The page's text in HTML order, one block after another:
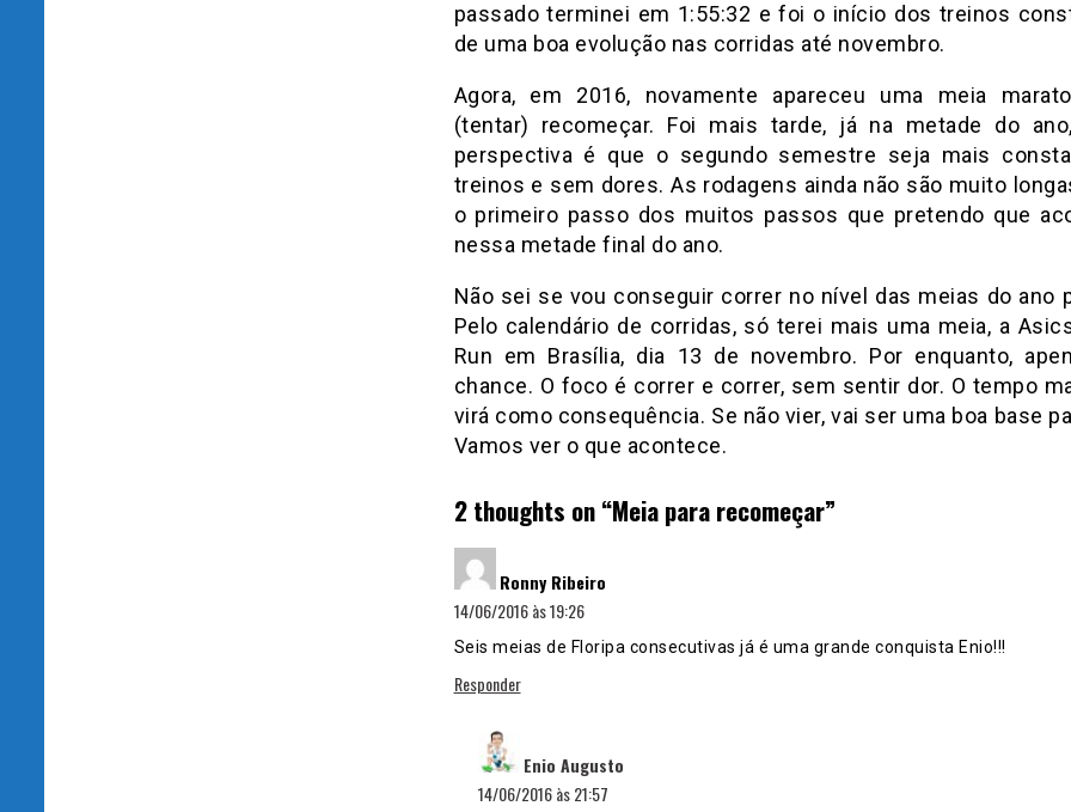
passado terminei em 1:55:32 e foi o início dos treinos
de uma boa evolução nas corridas até novembro.
Agora, em 2016, novamente apareceu uma meia
(tentar) recomeçar. Foi mais tarde, já na metade do
perspectiva é que o segundo semestre seja mais
treinos e sem dores. As rodagens ainda não são muito
o primeiro passo dos muitos passos que pretendo que
nessa metade final do ano.
Não sei se vou conseguir correr no nível das meias do ano
Pelo calendário de corridas, só terei mais uma meia, a
Run em Brasília, dia 13 de novembro. Por enquanto,
chance. O foco é correr e correr, sem sentir dor. O tempo
virá como consequência. Se não vier, vai ser uma boa base
Vamos ver o que acontece.
2 thoughts on “Meia para recomeçar”
Ronny Ribeiro
14/06/2016 às 19:26
Seis meias de Floripa consecutivas já é uma grande conquista Enio!!!
Responder
Enio Augusto
14/06/2016 às 21:57